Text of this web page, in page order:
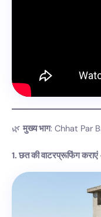
🌿 मुख्य भाग: Chhat Par
1. छत की वाटरप्रूफिंग